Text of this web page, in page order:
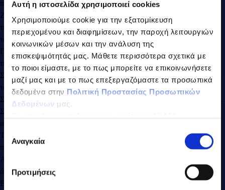
Αυτή η ιστοσελίδα χρησιμοποιεί cookies
Χρησιμοποιούμε cookie για την εξατομίκευση
περιεχομένου και διαφημίσεων, την παροχή λειτουργιών
κοινωνικών μέσων και την ανάλυση της
επισκεψιμότητάς μας. Μάθετε περισσότερα σχετικά με
το ποιοι είμαστε, με το πως μπορείτε να επικοινωνήσετε
μαζί μας και με το πως επεξεργαζόμαστε τα προσωπικά
δεδομένα στην Πολιτική Προστασίας Προσωπικών
Δεδομένων μας.
Επιλογή
συγκατάθεσης
Αναγκαία
Προτιμήσεις
πυρήνα τους με τα κουκούτσια.
Ζεσταίνουμε σε μέτρια προς υψηλή θερμοκρασία ένα μαντεμένιο
τηγάνι, προσθέτουμε το βούτυρο και τοποθετούμε τα κομμάτια από
τα μήλα.
Προσθέτουμε 1 κουταλιά της σούπας από το μείγμα της ζάχαρης με
την κανέλα και ανακατεύουμε απαλά.
Σε 2-3 λεπτά γυρνάμε τα μήλα για να μαγειρευτούν και από την άλλη
τους πλευρά.
Συνολικά χρειάζονται κοντά στα 5 λεπτά για να μαλακώσουν ελαφρά.
Στη συνέχεια, προσθέτουμε στο τηγάνι τον χυλό και πασπαλίζουμε
από πάνω το υπόλοιπο μείγμα της ζάχαρης με την κανέλα.
Τοποθετούμε το τηγάνι στο φούρνο και ψήνουμε για 18 λεπτά
περίπου, μέχρι να πάρει ένα ωραίο χρώμα.
Αφαιρούμε το τηγάνι από το φούρνο και πασπαλίζουμε με ζάχαρη
άχνη πριν σερβίρουμε.
Ευχαριστούμε πολύ τον @AlwaysHungry για την υπέροχη συνταγή!